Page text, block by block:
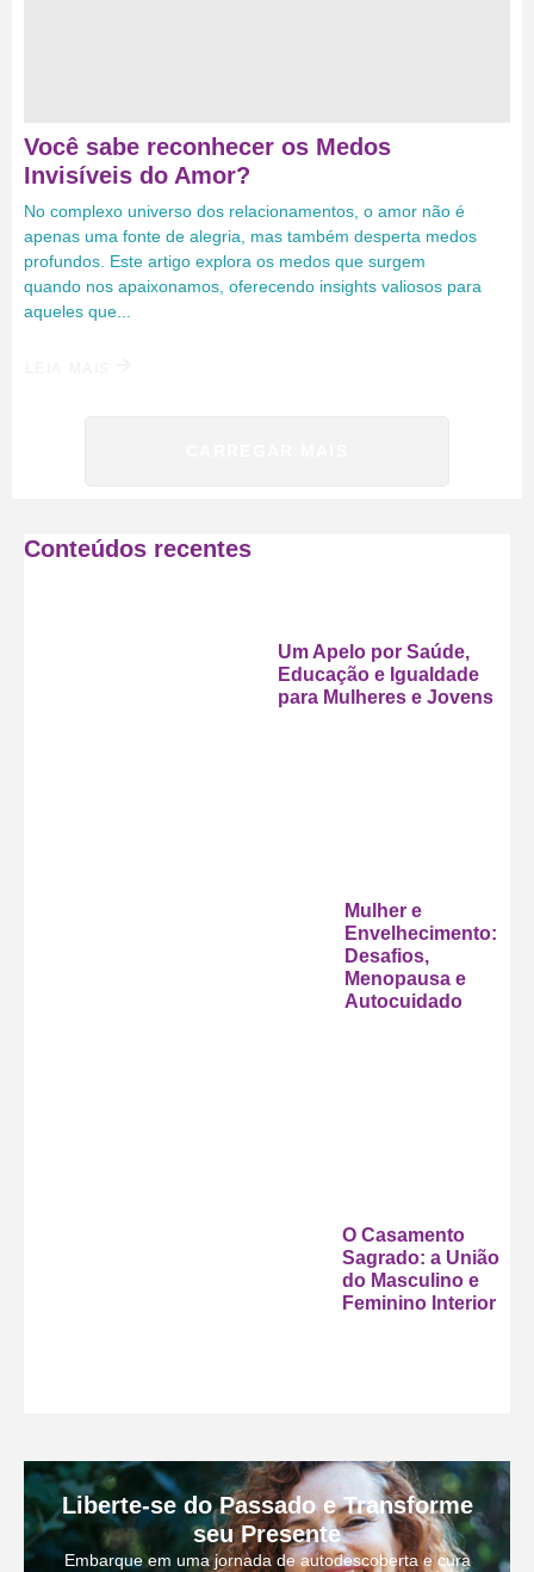
Você sabe reconhecer os Medos
Invisíveis do Amor?
No complexo universo dos relacionamentos, o amor não é
apenas uma fonte de alegria, mas também desperta medos
profundos. Este artigo explora os medos que surgem
quando nos apaixonamos, oferecendo insights valiosos para
aqueles que...
Conteúdos recentes
Um Apelo por Saúde,
Educação e Igualdade
para Mulheres e Jovens
Mulher e
Envelhecimento:
Desafios,
Menopausa e
Autocuidado
O Casamento
Sagrado: a União
do Masculino e
Feminino Interior
Liberte-se do Passado e Transforme
seu Presente
Embarque em uma jornada de autodescoberta e cura